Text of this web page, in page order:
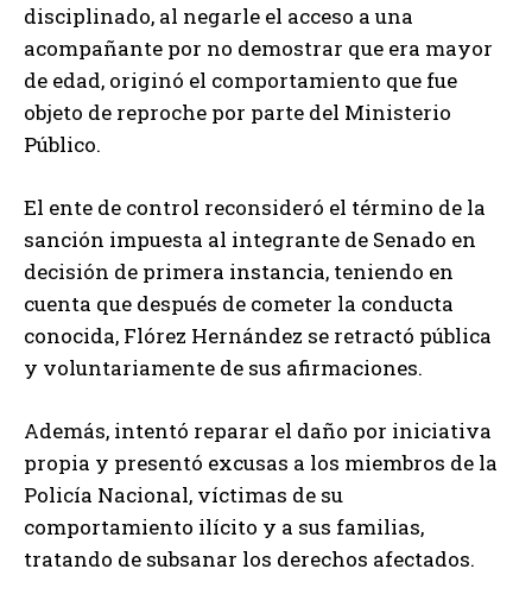
disciplinado, al negarle el acceso a una
acompañante por no demostrar que era mayor
de edad, originó el comportamiento que fue
objeto de reproche por parte del Ministerio
Público.
El ente de control reconsideró el término de la
sanción impuesta al integrante de Senado en
decisión de primera instancia, teniendo en
cuenta que después de cometer la conducta
conocida, Flórez Hernández se retractó pública
y voluntariamente de sus afirmaciones.
Además, intentó reparar el daño por iniciativa
propia y presentó excusas a los miembros de la
Policía Nacional, víctimas de su
comportamiento ilícito y a sus familias,
tratando de subsanar los derechos afectados.